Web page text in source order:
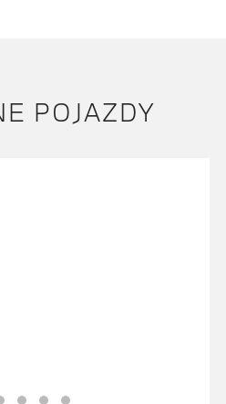
POJAZDY